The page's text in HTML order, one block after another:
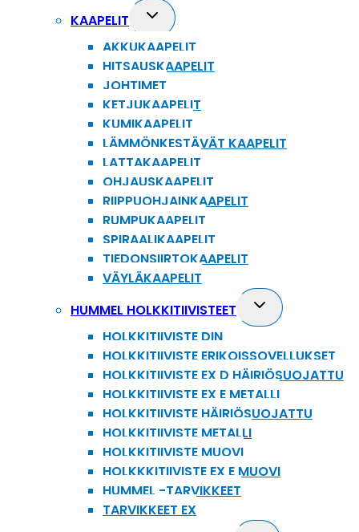
menu
KAAPELIT
Toggle
child
menu
AKKUKAAPELIT
HITSAUSKAAPELIT
JOHTIMET
KETJUKAAPELIT
KUMIKAAPELIT
LÄMMÖNKESTÄVÄT KAAPELIT
LATTAKAAPELIT
OHJAUSKAAPELIT
RIIPPUOHJAINKAAPELIT
RUMPUKAAPELIT
SPIRAALIKAAPELIT
TIEDONSIIRTOKAAPELIT
VÄYLÄKAAPELIT
HUMMEL HOLKKITIIVISTEET
Toggle
child
HOLKKITIIVISTE DIN
HOLKKITIIVISTE ERIKOISSOVELLUKSET
HOLKKITIIVISTE EX D HÄIRIÖSUOJATTU
HOLKKITIIVISTE EX E METALLI
HOLKKITIIVISTE HÄIRIÖSUOJATTU
HOLKKITIIVISTE METALLI
HOLKKITIIVISTE MUOVI
HOLKKKITIIVISTE EX E MUOVI
HUMMEL -TARVIKKEET
TARVIKKEET EX